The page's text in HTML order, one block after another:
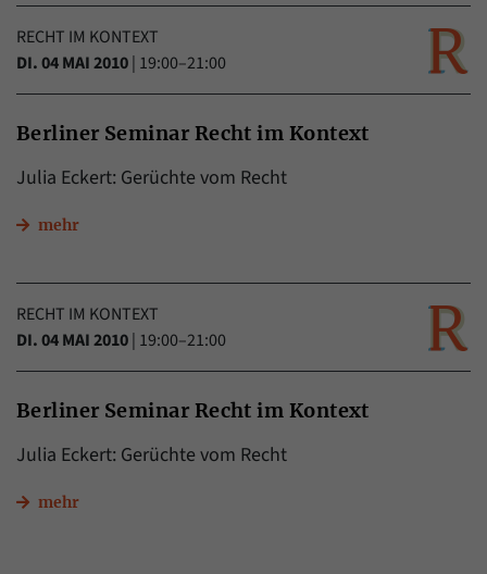
RECHT IM KONTEXT
DI. 04 MAI 2010| 19:00–21:00
Berliner Seminar Recht im Kontext
Julia Eckert: Gerüchte vom Recht
mehr
RECHT IM KONTEXT
DI. 04 MAI 2010| 19:00–21:00
Berliner Seminar Recht im Kontext
Julia Eckert: Gerüchte vom Recht
mehr